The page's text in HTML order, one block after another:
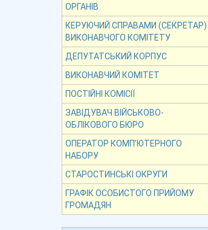
ОРГАНІВ
КЕРУЮЧИЙ СПРАВАМИ (СЕКРЕТАР)
ВИКОНАВЧОГО КОМІТЕТУ
ДЕПУТАТСЬКИЙ КОРПУС
ВИКОНАВЧИЙ КОМІТЕТ
ПОСТІЙНІ КОМІСІЇ
ЗАВІДУВАЧ ВІЙСЬКОВО-
ОБЛІКОВОГО БЮРО
ОПЕРАТОР КОМП’ЮТЕРНОГО
НАБОРУ
СТАРОСТИНСЬКІ ОКРУГИ
ГРАФІК ОСОБИСТОГО ПРИЙОМУ
ГРОМАДЯН